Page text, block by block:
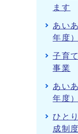
ます
あい
年度）
子育
事業
あい
年度）
ひと
成制度